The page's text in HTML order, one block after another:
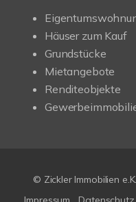
Häuser zum Kauf
Grundstücke
Mietangebote
Renditeobjekte
© Zickler Immobilien e.K.